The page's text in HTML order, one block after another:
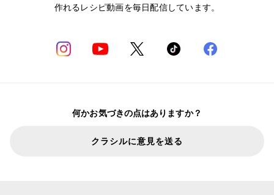
作れるレシピ動画を毎日配信しています。
何かお気づきの点はありますか？
クラシルに意見を送る